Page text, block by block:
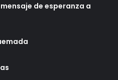
de esperanza a